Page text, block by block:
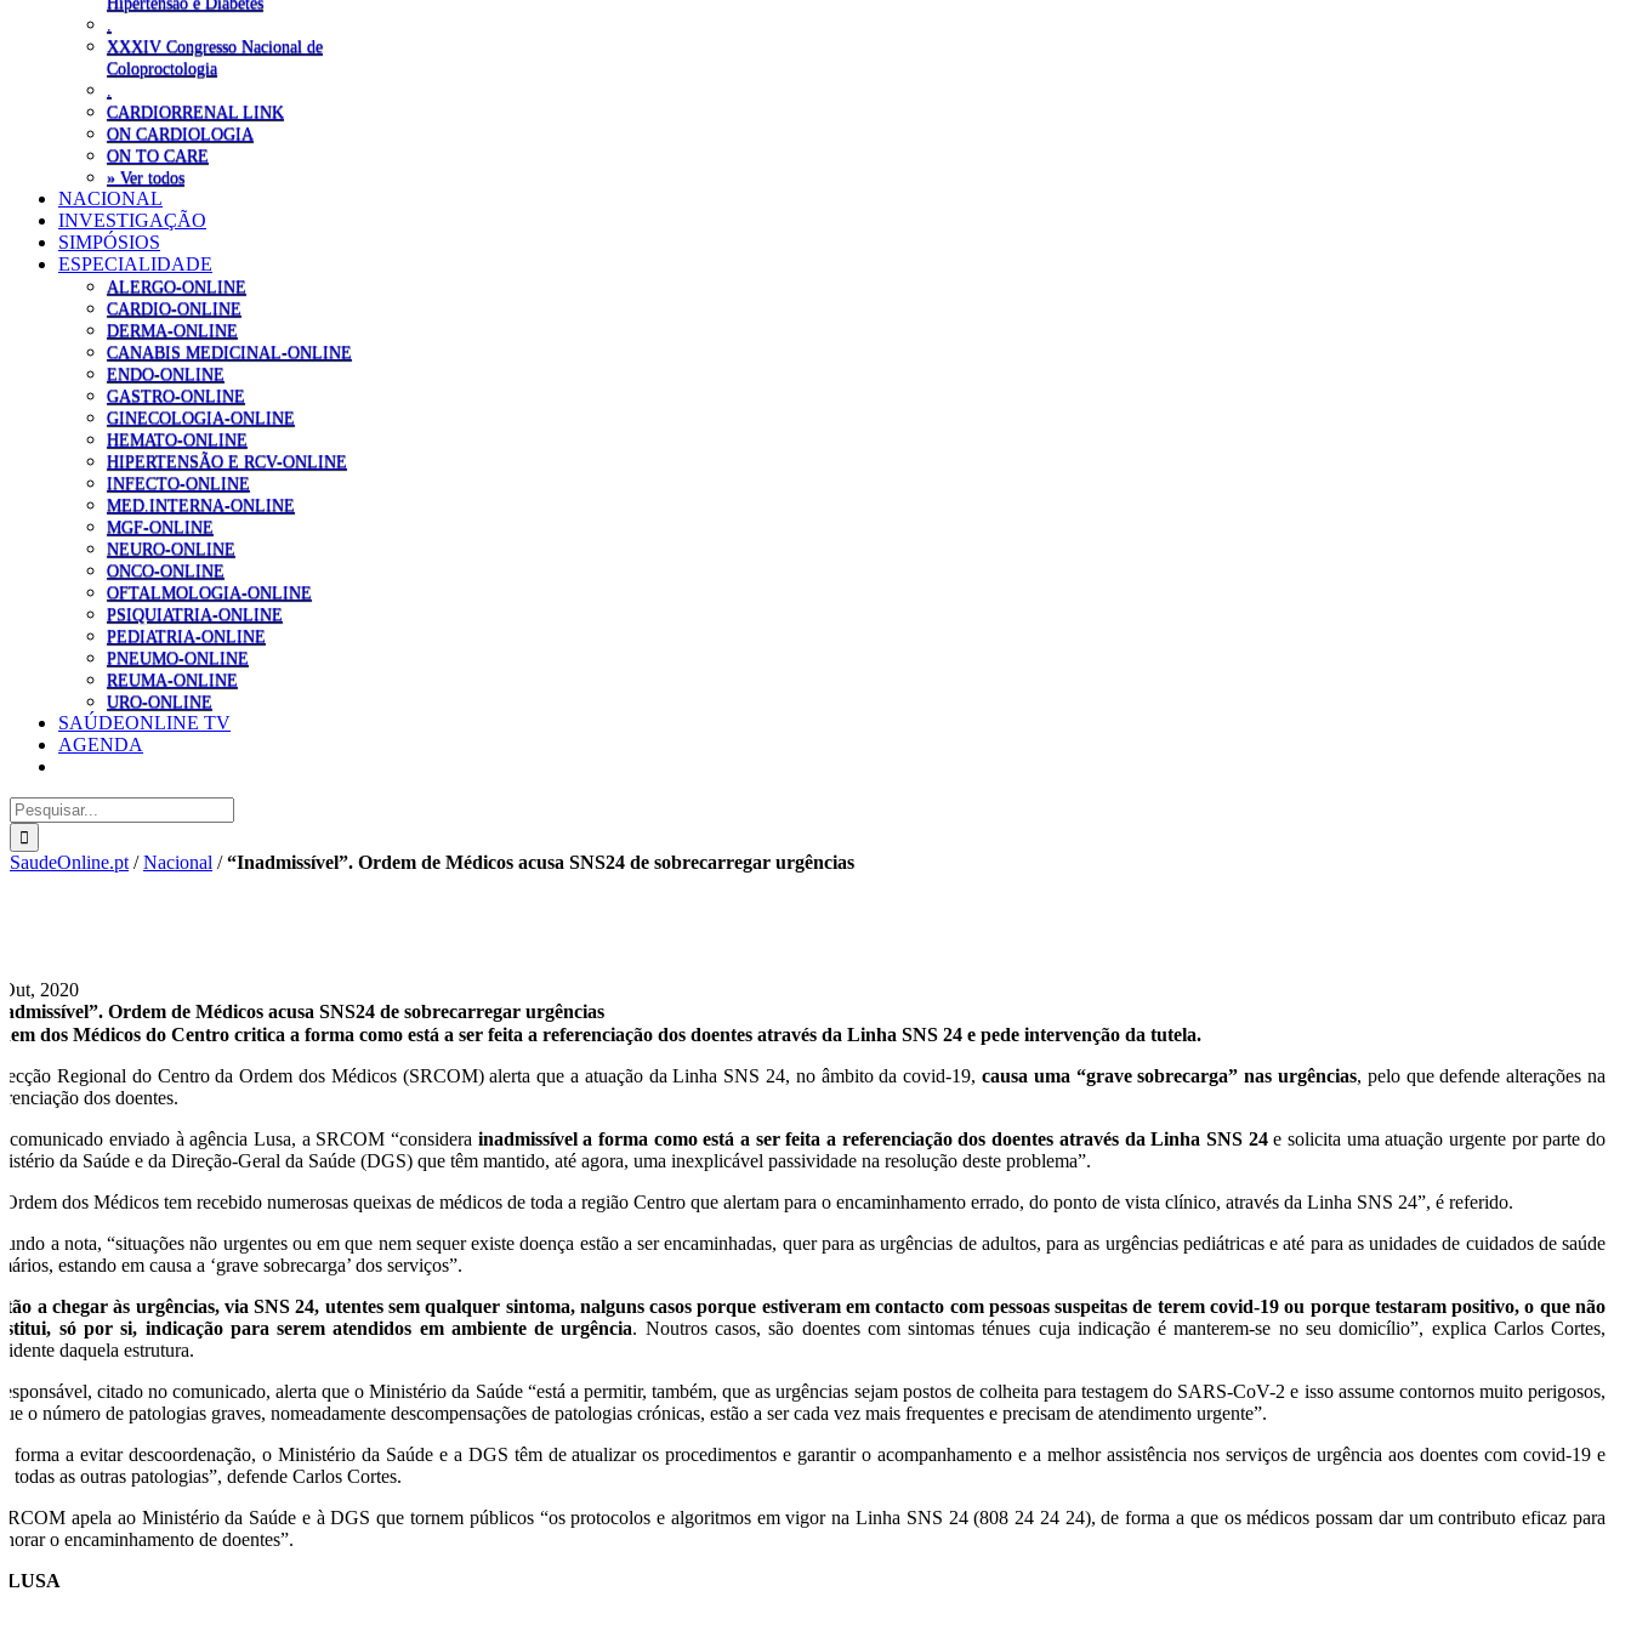
XXXIV Congresso Nacional de
Coloproctologia
CARDIORRENAL LINK
ON CARDIOLOGIA
ON TO CARE
» Ver todos
NACIONAL
INVESTIGAÇÃO
SIMPÓSIOS
ESPECIALIDADE
ALERGO-ONLINE
CARDIO-ONLINE
DERMA-ONLINE
CANABIS MEDICINAL-ONLINE
ENDO-ONLINE
GASTRO-ONLINE
GINECOLOGIA-ONLINE
HEMATO-ONLINE
HIPERTENSÃO E RCV-ONLINE
INFECTO-ONLINE
MED.INTERNA-ONLINE
MGF-ONLINE
NEURO-ONLINE
ONCO-ONLINE
OFTALMOLOGIA-ONLINE
PSIQUIATRIA-ONLINE
PEDIATRIA-ONLINE
PNEUMO-ONLINE
REUMA-ONLINE
URO-ONLINE
SAÚDEONLINE TV
AGENDA
Pesquisar
SaudeOnline.pt /Nacional /“Inadmissível”. Ordem de Médicos acusa SNS24 de sobrecarregar urgências
2020
Ordem de Médicos acusa SNS24 de sobrecarregar urgências
dos Médicos do Centro critica a forma como está a ser feita a referenciação dos doentes através da Linha SNS 24 e pede intervenção da tutela.
Regional do Centro da Ordem dos Médicos (SRCOM) alerta que a atuação da Linha SNS 24, no âmbito da covid-19,causa uma “grave sobrecarga” nas urgências, pelo que defende alterações na
dos doentes.
comunicado enviado à agência Lusa, a SRCOM “considera inadmissível a forma como está a ser feita a referenciação dos doentes através da Linha SNS 24e solicita uma atuação urgente por parte do
da Saúde e da Direção-Geral da Saúde (DGS) que têm mantido, até agora, uma inexplicável passividade na resolução deste problema”.
dos Médicos tem recebido numerosas queixas de médicos de toda a região Centro que alertam para o encaminhamento errado, do ponto de vista clínico, através da Linha SNS 24”, é referido.
a nota, “situações não urgentes ou em que nem sequer existe doença estão a ser encaminhadas, quer para as urgências de adultos, para as urgências pediátricas e até para as unidades de cuidados de saúde
estando em causa a ‘grave sobrecarga’ dos serviços”.
a chegar às urgências, via SNS 24, utentes sem qualquer sintoma, nalguns casos porque estiveram em contacto com pessoas suspeitas de terem covid-19 ou porque testaram positivo, o que não
só por si, indicação para serem atendidos em ambiente de urgência. Noutros casos, são doentes com sintomas ténues cuja indicação é manterem-se no seu domicílio”, explica Carlos Cortes,
daquela estrutura.
citado no comunicado, alerta que o Ministério da Saúde “está a permitir, também, que as urgências sejam postos de colheita para testagem do SARS-CoV-2 e isso assume contornos muito perigosos,
o número de patologias graves, nomeadamente descompensações de patologias crónicas, estão a ser cada vez mais frequentes e precisam de atendimento urgente”.
forma a evitar descoordenação, o Ministério da Saúde e a DGS têm de atualizar os procedimentos e garantir o acompanhamento e a melhor assistência nos serviços de urgência aos doentes com covid-19 e
todas as outras patologias”, defende Carlos Cortes.
apela ao Ministério da Saúde e à DGS que tornem públicos “os protocolos e algoritmos em vigor na Linha SNS 24 (808 24 24 24), de forma a que os médicos possam dar um contributo eficaz para
o encaminhamento de doentes”.
LUSA